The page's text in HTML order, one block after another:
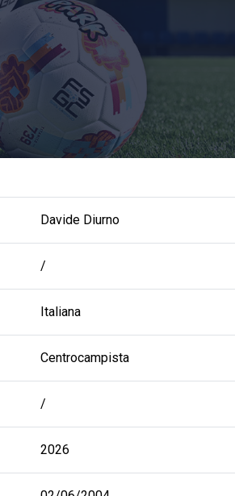
Davide Diurno
/
Italiana
Centrocampista
/
2026